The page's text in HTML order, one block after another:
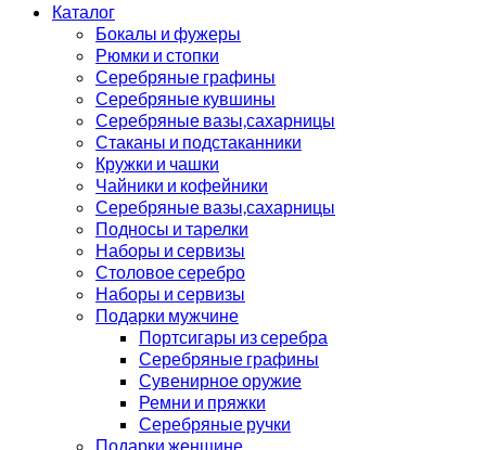
Каталог
Бокалы и фужеры
Рюмки и стопки
Серебряные графины
Серебряные кувшины
Серебряные вазы,сахарницы
Стаканы и подстаканники
Кружки и чашки
Чайники и кофейники
Серебряные вазы,сахарницы
Подносы и тарелки
Наборы и сервизы
Столовое серебро
Наборы и сервизы
Подарки мужчине
Портсигары из серебра
Серебряные графины
Сувенирное оружие
Ремни и пряжки
Серебряные ручки
Подарки женщине